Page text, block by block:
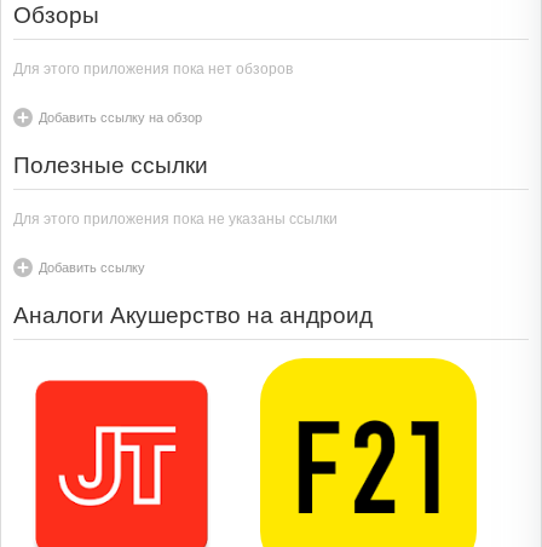
Обзоры
Для этого приложения пока нет обзоров
Добавить ссылку на обзор
Полезные ссылки
Для этого приложения пока не указаны ссылки
Добавить ссылку
Аналоги Акушерство на андроид